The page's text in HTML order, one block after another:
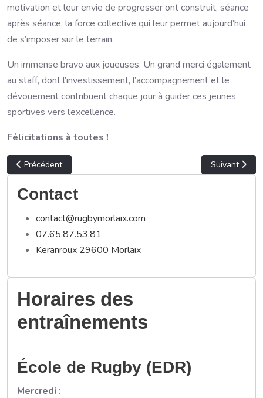
motivation et leur envie de progresser ont construit, séance
après séance, la force collective qui leur permet aujourd’hui
de s’imposer sur le terrain.
Un immense bravo aux joueuses. Un grand merci également
au staff, dont l’investissement, l’accompagnement et le
dévouement contribuent chaque jour à guider ces jeunes
sportives vers l’excellence.
Félicitations à toutes !
Article précédent : Victoire historique pour nos féminines séniors !
Précédent Article
Suivant
Contact
contact@rugbymorlaix.com
07.65.87.53.81
Keranroux 29600 Morlaix
Horaires des
entraînements
École de Rugby (EDR)
Mercredi :